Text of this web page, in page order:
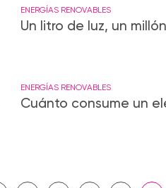
ENERGÍAS RENOVABLES
Un litro de luz, un
ENERGÍAS RENOVABLES
Cuánto consume un